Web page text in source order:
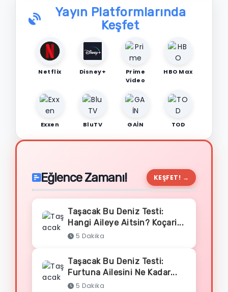
Yayın Platformlarında
Keşfet
Netflix Disney+
Prime
Video
HBO Max
Exxen BluTV GAİN TOD
Eğlence Zamanı! KEŞFET! →
Taşacak Bu Deniz Testi:
Hangi Aileye Aitsin? Koçari...
5 Dakika
Taşacak Bu Deniz Testi:
Furtuna Ailesini Ne Kadar...
5 Dakika